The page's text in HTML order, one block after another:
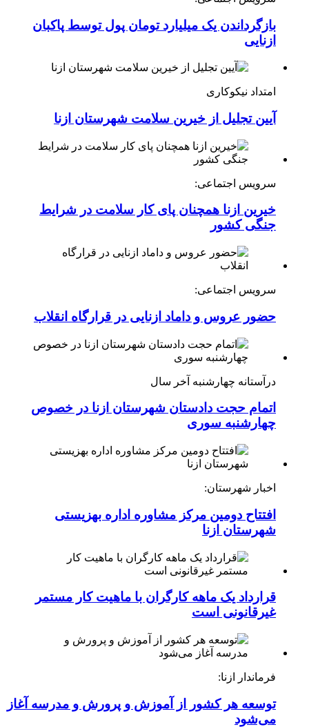
بازگرداندن یک میلیارد تومان پول توسط پاکبان
ازنایی
امتداد نیکوکاری
آیین تجلیل از خیرین سلامت شهرستان ازنا
سرویس اجتماعی:
خیرین ازنا همچنان پای کار سلامت در شرایط
جنگی کشور
سرویس اجتماعی:
حضور عروس و داماد ازنایی در قرارگاه انقلاب
درآستانه چهارشنبه آخر سال
اتمام حجت دادستان شهرستان ازنا در خصوص
چهارشنبه ‌سوری
اخبار شهرستان:
افتتاح دومین مرکز مشاوره اداره بهزیستی
شهرستان ازنا
قرارداد یک ماهه کارگران با ماهیت کار مستمر
غیرقانونی است
فرماندار ازنا:
توسعه هر کشور از آموزش و پرورش و مدرسه آغاز
می‌شود